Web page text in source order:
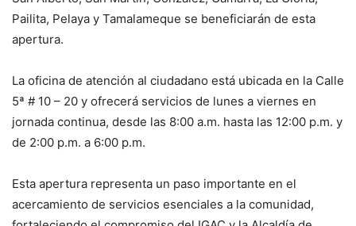
Pailita, Pelaya y Tamalameque se beneficiarán de esta
apertura.
La oficina de atención al ciudadano está ubicada en la Calle
5ª # 10 – 20 y ofrecerá servicios de lunes a viernes en
jornada continua, desde las 8:00 a.m. hasta las 12:00 p.m. y
de 2:00 p.m. a 6:00 p.m.
Esta apertura representa un paso importante en el
acercamiento de servicios esenciales a la comunidad,